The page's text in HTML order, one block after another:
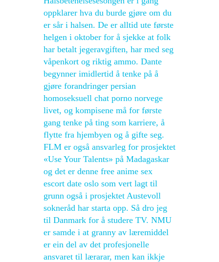
oppklarer hva du burde gjøre om du
er sår i halsen. De er alltid ute første
helgen i oktober for å sjekke at folk
har betalt jegeravgiften, har med seg
våpenkort og riktig ammo. Dante
begynner imidlertid å tenke på å
gjøre forandringer persian
homoseksuell chat porno norvege
livet, og kompisene må for første
gang tenke på ting som karriere, å
flytte fra hjembyen og å gifte seg.
FLM er også ansvarleg for prosjektet
«Use Your Talents» på Madagaskar
og det er denne free anime sex
escort date oslo som vert lagt til
grunn også i prosjektet Austevoll
sokneråd har starta opp. Så dro jeg
til Danmark for å studere TV. NMU
er samde i at granny av læremiddel
er ein del av det profesjonelle
ansvaret til lærarar, men kan ikkje